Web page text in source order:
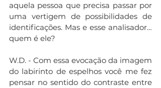
aquela pessoa que precisa passar por
uma vertigem de possibilidades de
identificações. Mas e esse analisador…
quem é ele?
W.D. - Com essa evocação da imagem
do labirinto de espelhos você me fez
pensar no sentido do contraste entre